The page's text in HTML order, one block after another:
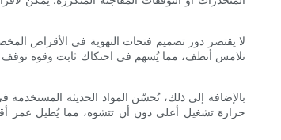
لا يقتصر دور تصميم فتحات التهوية في الأقراص
تلامس أنظف، مما يُسهم في احتكاك ثابت وقوة توقف
بالإضافة إلى ذلك، تُحسّن المواد الحديثة
حرارة تشغيل أعلى دون أن تتشوه، مما يُطيل عمر